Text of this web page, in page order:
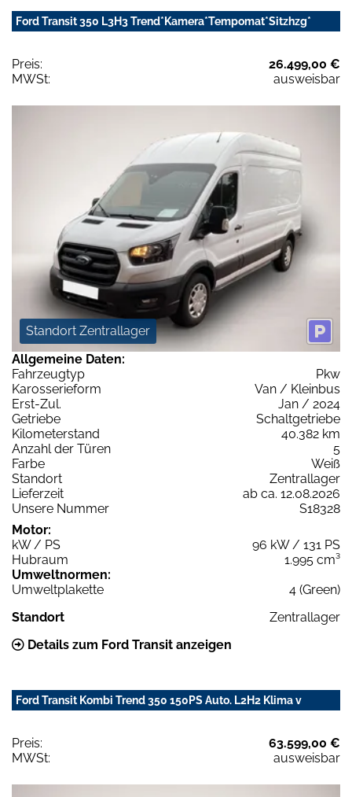
Ford Transit 350 L3H3 Trend*Kamera*Tempomat*Sitzhzg*
Preis:
26.499,00 €
MWSt:
ausweisbar
Standort Zentrallager
Allgemeine Daten:
Fahrzeugtyp
Pkw
Karosserieform
Van / Kleinbus
Erst-Zul.
Jan / 2024
Getriebe
Schaltgetriebe
Kilometerstand
40.382 km
Anzahl der Türen
5
Farbe
Weiß
Standort
Zentrallager
Lieferzeit
ab ca. 12.08.2026
Unsere Nummer
S18328
Motor:
kW / PS
96 kW / 131 PS
Hubraum
1.995 cm³
Umweltnormen:
Umweltplakette
4 (Green)
Standort
Zentrallager
Details zum Ford Transit anzeigen
Ford Transit Kombi Trend 350 150PS Auto. L2H2 Klima v
Preis:
63.599,00 €
MWSt:
ausweisbar